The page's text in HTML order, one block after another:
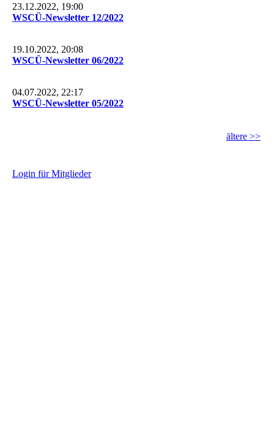
23.12.2022, 19:00
WSCÜ-Newsletter 12/2022
19.10.2022, 20:08
WSCÜ-Newsletter 06/2022
04.07.2022, 22:17
WSCÜ-Newsletter 05/2022
ältere >>
Login für Mitglieder